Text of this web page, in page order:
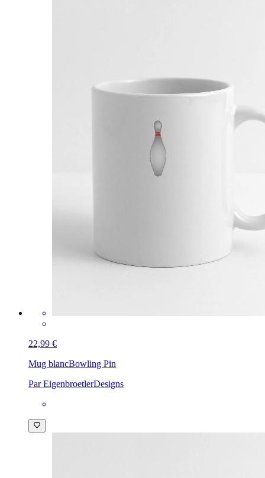
22,99 €
Mug blancBowling Pin
Par EigenbroetlerDesigns